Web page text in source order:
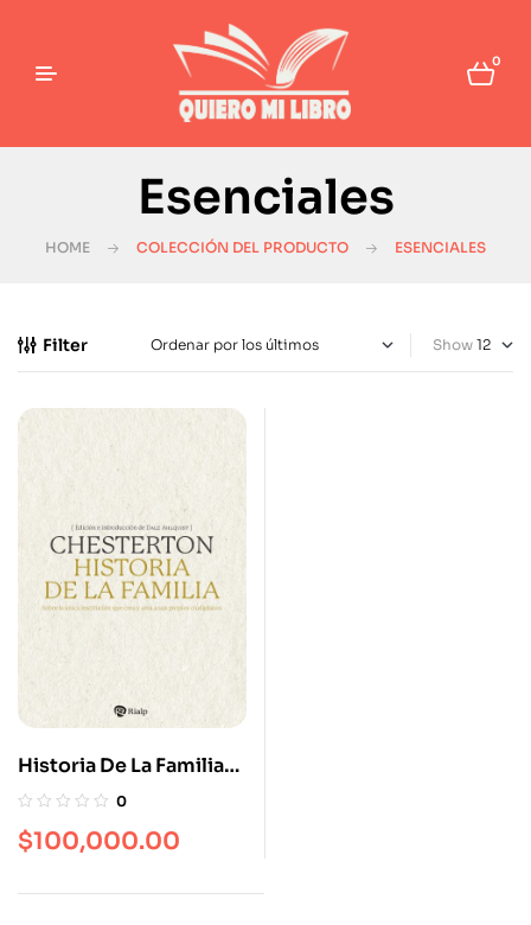
0
Esenciales
HOME COLECCIÓN DEL PRODUCTO ESENCIALES
Filter Show
Historia De La Familia
Sobre La Única
Ama A Sus Propios
0
$100,000.00